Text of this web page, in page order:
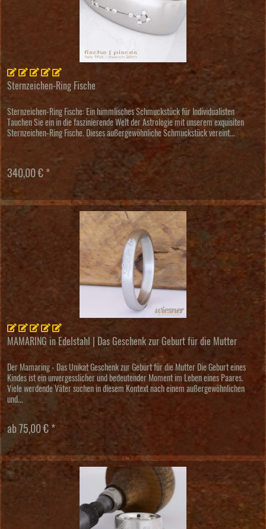
Sternzeichen-Ring Fische
Sternzeichen-Ring Fische: Ein himmlisches Schmuckstück für Individualisten
Tauchen Sie ein in die faszinierende Welt der Astrologie mit unserem exquisiten
Sternzeichen-Ring Fische. Dieses außergewöhnliche Schmuckstück vereint...
340,00 € *
MAMARING in Edelstahl | Das Geschenk zur Geburt für die Mutter
Der Mamaring - Das Unikat Geschenk zur Geburt für die Mutter Die Geburt eines
Kindes ist ein unvergesslicher und bedeutender Moment im Leben eines Paares.
Viele werdende Väter suchen in diesem Kontext nach einem außergewöhnlichen
und...
ab 75,00 € *